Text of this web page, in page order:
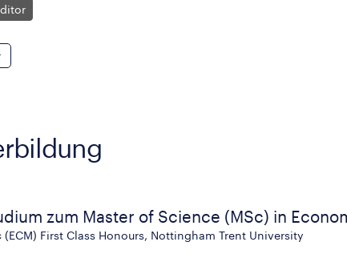
zum Master of Science (MSc) in
(ECM) First Class Honours, Nottingham Trent University